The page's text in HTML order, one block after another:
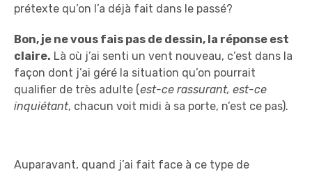
prétexte qu’on l’a déjà fait dans le passé?
Bon, je ne vous fais pas de dessin, la réponse est
claire. Là où j’ai senti un vent nouveau, c’est dans la
façon dont j’ai géré la situation qu’on pourrait
qualifier de très adulte (est-ce rassurant, est-ce
inquiétant, chacun voit midi à sa porte, n’est ce pas).
Auparavant, quand j’ai fait face à ce type de